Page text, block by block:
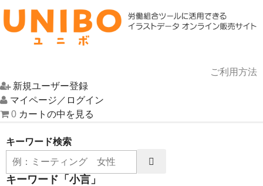
ご利用方法
HOME
UNIBOについて
お問い合わせ
新規ユーザー登録
マイページ／ログイン
0 カートの中を見る
キーワード検索
キーワード「小言」